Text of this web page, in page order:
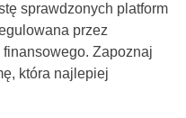
sprawdzonych platform
przez
Zapoznaj
która najlepiej